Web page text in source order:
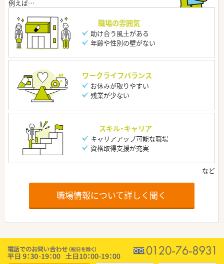
職場の雰囲気
助け合う風土がある
年齢や性別の壁がない
ワークライフバランス
お休みが取りやすい
残業が少ない
スキル・キャリア
キャリアアップ可能な職場
資格取得支援が充実
職場情報について詳しく聞く